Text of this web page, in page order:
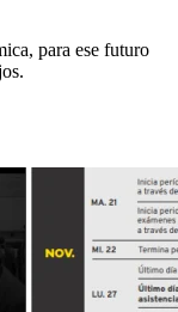
para ese futuro